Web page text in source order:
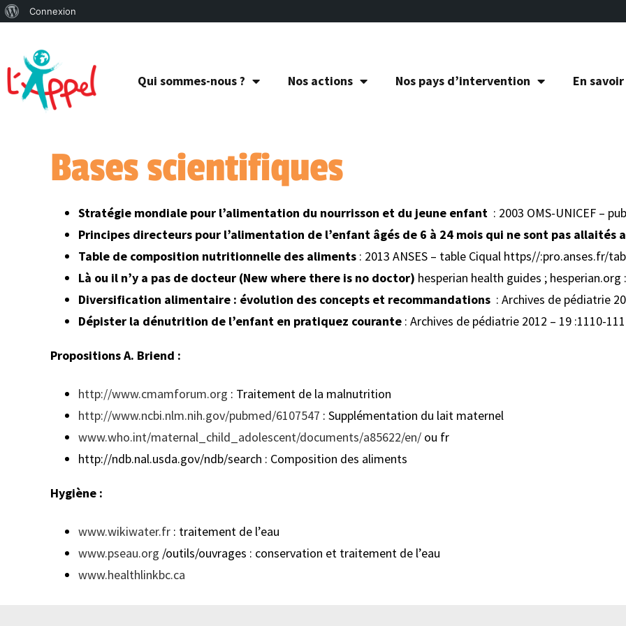
Qui sommes-nous ? Nos actions Nos pays d’intervention En savoir
Bases scientifiques
Stratégie mondiale pour l’alimentation du nourrisson et du jeune enfant : 2003 OMS-UNICEF –
Principes directeurs pour l’alimentation de l’enfant âgés de 6 à 24 mois qui ne sont pas allaités
Table de composition nutritionnelle des aliments : 2013 ANSES – table Ciqual https//:pro.anses.fr/
Là ou il n’y a pas de docteur (New where there is no doctor) hesperian health guides ; hesperian.org
Diversification alimentaire : évolution des concepts et recommandations : Archives de pédiatrie
Dépister la dénutrition de l’enfant en pratiquez courante : Archives de pédiatrie 2012 – 19 :1110-
Propositions A. Briend :
http://www.cmamforum.org : Traitement de la malnutrition
http://www.ncbi.nlm.nih.gov/pubmed/6107547 : Supplémentation du lait maternel
www.who.int/maternal_child_adolescent/documents/a85622/en/ ou fr
http://ndb.nal.usda.gov/ndb/search : Composition des aliments
Hygiène :
www.wikiwater.fr : traitement de l’eau
www.pseau.org /outils/ouvrages : conservation et traitement de l’eau
www.healthlinkbc.ca
Connexion